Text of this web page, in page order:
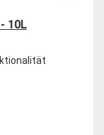
10L